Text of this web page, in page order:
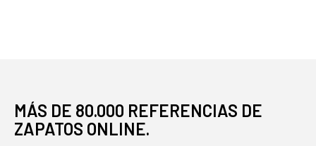
MÁS DE 80.000 REFERENCIAS DE
ZAPATOS ONLINE.